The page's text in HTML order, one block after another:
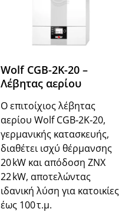
Wolf CGB-2K-20 –
Λέβητας αερίου
Ο επιτοίχιος λέβητας
αερίου Wolf CGB‑2K‑20,
γερμανικής κατασκευής,
διαθέτει ισχύ θέρμανσης
20 kW και απόδοση ΖΝΧ
22 kW, αποτελώντας
ιδανική λύση για κατοικίες
έως 100 τ.μ.